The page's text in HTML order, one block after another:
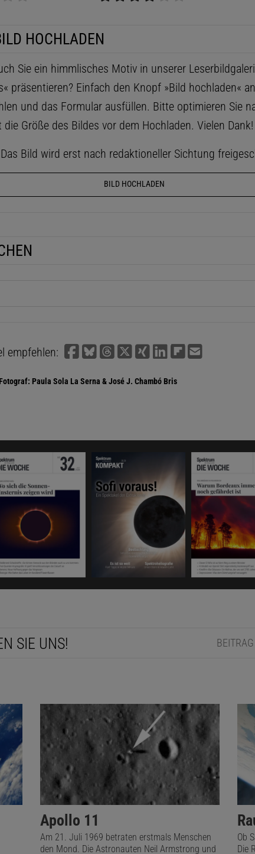
HOCHLADEN
Sie ein himmlisches Motiv in unserer
präsentieren? Einfach den Knopf »Bild hochladen«
und das Formular ausfüllen. Bitte optimieren Sie
Größe des Bildes vor dem Hochladen. Vielen Dank!
Das Bild wird erst nach redaktioneller Sichtung
BILD HOCHLADEN
empfehlen:
Paula Sola La Serna & José J. Chambó Bris
SIE UNS!
Apollo 11
Am 21. Juli 1969 betraten erstmals Menschen
den Mond. Die Astronauten Neil Armstrong und
Ob
Die